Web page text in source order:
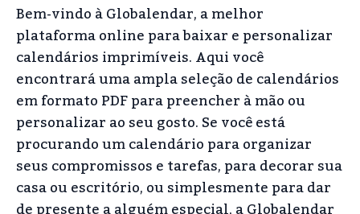
Bem-vindo à Globalendar, a melhor
plataforma online para baixar e personalizar
calendários imprimíveis. Aqui você
encontrará uma ampla seleção de calendários
em formato PDF para preencher à mão ou
personalizar ao seu gosto. Se você está
procurando um calendário para organizar
seus compromissos e tarefas, para decorar sua
casa ou escritório, ou simplesmente para dar